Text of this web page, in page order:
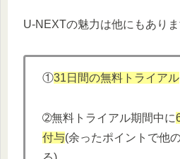
U-NEXTの魅力は他にもありま
①31日間の無料トライアル
➁無料トライアル期間中に
付与(余ったポイントで他